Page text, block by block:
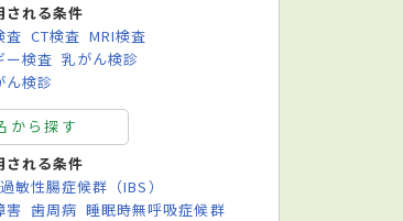
される条件
査 CT検査 MRI検査
ー検査 乳がん検診
ん検診
から探す
される条件
過敏性腸症候群（IBS）
害 歯周病 睡眠時無呼吸症候群